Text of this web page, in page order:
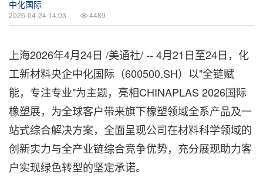
中化国际
2026-04-24 14:03 4489
上海2026年4月24日 /美通社/ -- 4月21日至24日，化
工新材料央企中化国际（600500.SH）以"全链赋
能，专注专业"为主题，亮相CHINAPLAS 2026国际
橡塑展，为全球客户带来旗下橡塑领域全系产品及一
站式综合解决方案，全面呈现公司在材料科学领域的
创新实力与全产业链综合竞争优势，充分展现助力客
户实现绿色转型的坚定承诺。